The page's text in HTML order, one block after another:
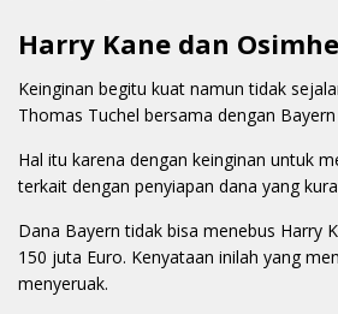
Harry Kane dan
Keinginan begitu kuat namun tidak
Thomas Tuchel bersama dengan
Hal itu karena dengan keinginan untuk
terkait dengan penyiapan dana yang
Dana Bayern tidak bisa menebus Harry
150 juta Euro. Kenyataan inilah yang
menyeruak.